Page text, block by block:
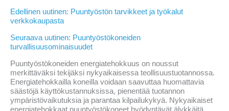
Edellinen uutinen: Puuntyöstön tarvikkeet ja työkalut
verkkokaupasta
Seuraava uutinen: Puuntyöstökoneiden
turvallisuusominaisuudet
Puuntyöstökoneiden energiatehokkuus on noussut
merkittäväksi tekijäksi nykyaikaisessa teollisuustuotannossa.
Energiatehokkailla koneilla voidaan saavuttaa huomattavia
säästöjä käyttökustannuksissa, pienentää tuotannon
ympäristövaikutuksia ja parantaa kilpailukykyä. Nykyaikaiset
energiatehokkaat puuntyöstökoneet hyödyntävät älykkäitä